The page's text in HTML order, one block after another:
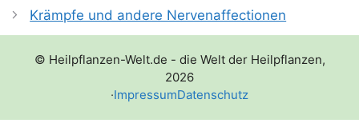
Krämpfe und andere Nervenaffectionen
© Heilpflanzen-Welt.de - die Welt der Heilpflanzen,
2026
·ImpressumDatenschutz